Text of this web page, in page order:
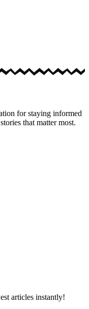
for staying informed
that matter most.
articles instantly!